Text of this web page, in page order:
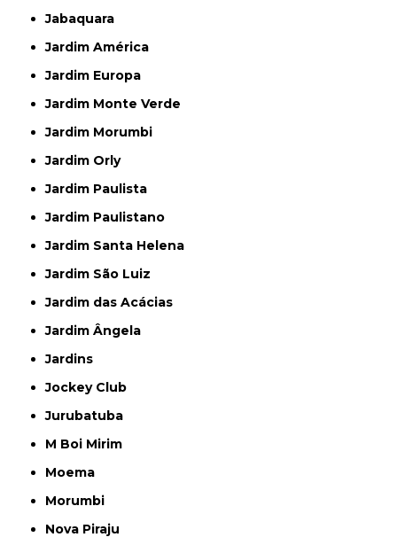
Jabaquara
Jardim América
Jardim Europa
Jardim Monte Verde
Jardim Morumbi
Jardim Orly
Jardim Paulista
Jardim Paulistano
Jardim Santa Helena
Jardim São Luiz
Jardim das Acácias
Jardim Ângela
Jardins
Jockey Club
Jurubatuba
M Boi Mirim
Moema
Morumbi
Nova Piraju